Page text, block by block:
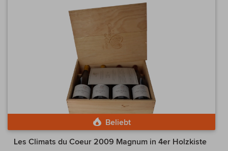
Beliebt
Les Climats du Coeur 2009 Magnum in 4er Holzkiste